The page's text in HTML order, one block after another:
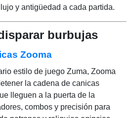
y antigüedad a cada partida.
burbujas
Zooma
estilo de juego Zuma, Zooma
la cadena de canicas
lleguen a la puerta de la
combos y precisión para